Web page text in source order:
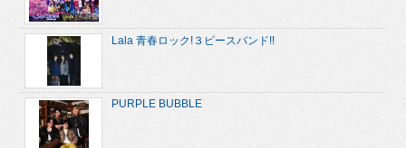
Lala 青春ロック!３ピースバンド!!
PURPLE BUBBLE